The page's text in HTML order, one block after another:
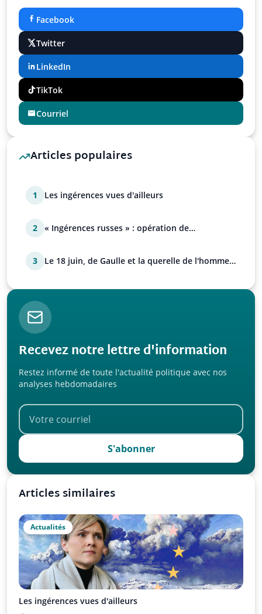
Facebook
Twitter
LinkedIn
TikTok
Courriel
Articles populaires
1 Les ingérences vues d'ailleurs
2
« Ingérences russes » : opération de
3
Le 18 juin, de Gaulle et la querelle de l'homme
Recevez notre lettre d'information
Restez informé de toute l'actualité politique avec nos
analyses hebdomadaires
S'abonner
Articles similaires
Actualités
Les ingérences vues d'ailleurs